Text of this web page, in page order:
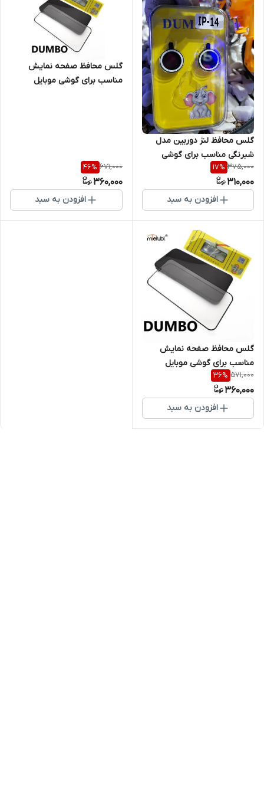
گلس محافظ لنز دوربین مدل
شبرنگی مناسب برای گوشی
موبایل اپل iPhone 14
375,000
17%
310,000
افزودن به سبد
گلس محافظ صفحه نمایش
مناسب برای گوشی موبایل
671,000
46%
360,000
افزودن به سبد
گلس محافظ صفحه نمایش
مناسب برای گوشی موبایل
سامسونگ Iphone 14
571,000
36%
360,000
افزودن به سبد